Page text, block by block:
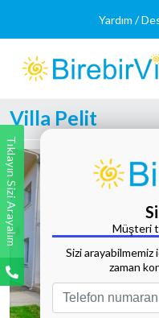
Yardım /
Villa Pelit
Tıklayın Sizi Arayalım
Müşteri
Sizi arayabilmemiz
zaman